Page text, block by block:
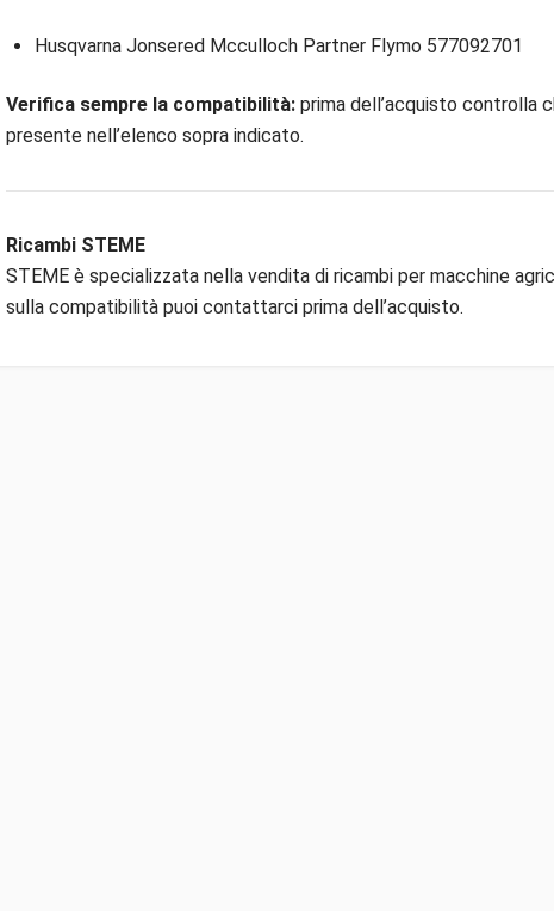
Husqvarna Jonsered Mcculloch Partner Flymo 577092701
Verifica sempre la compatibilità: prima dell’acquisto controlla
presente nell’elenco sopra indicato.
Ricambi STEME
STEME è specializzata nella vendita di ricambi per macchine
sulla compatibilità puoi contattarci prima dell’acquisto.